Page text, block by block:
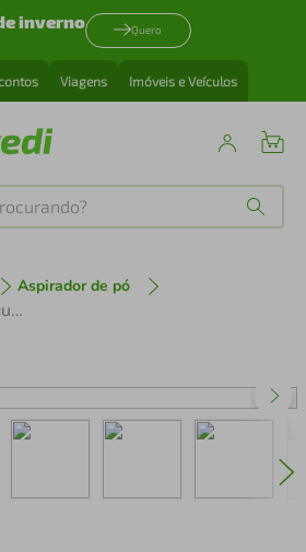
inverno Quero
Viagens Imóveis e Veículos
Aspirador de pó
Aspirador De Pó E Água Smart 12L Tripla Filtragem - Electrolux